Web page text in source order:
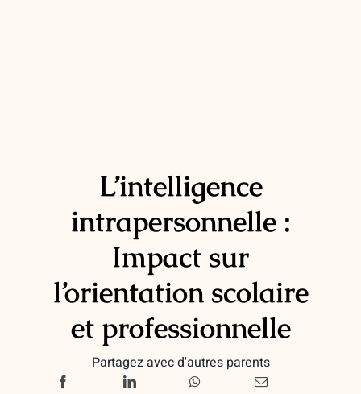
L’intelligence
intrapersonnelle :
Impact sur
l’orientation scolaire
et professionnelle
Partagez avec d'autres parents